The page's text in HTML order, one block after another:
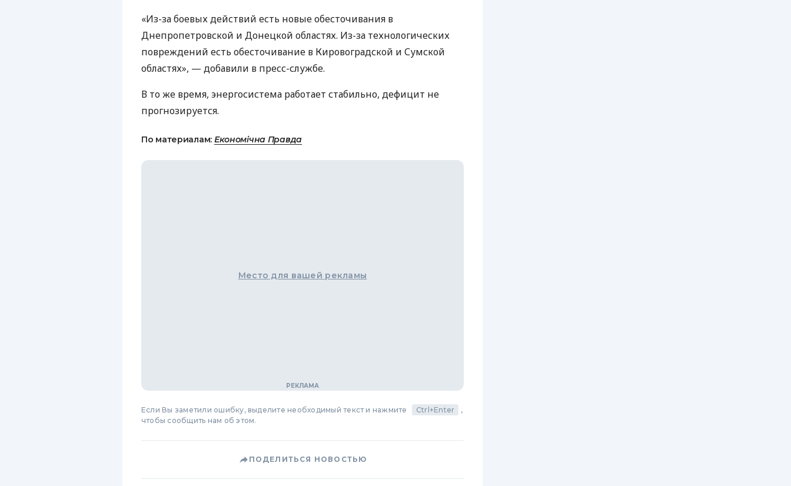
«Из-за боевых действий есть новые обесточивания в
Днепропетровской и Донецкой областях. Из-за технологических
повреждений есть обесточивание в Кировоградской и Сумской
областях», — добавили в пресс-службе.
В то же время, энергосистема работает стабильно, дефицит не
прогнозируется.
По материалам: Економічна Правда
Место для вашей рекламы
Если Вы заметили ошибку, выделите необходимый текст и нажмите Ctrl+Enter
,
чтобы сообщить нам об этом.
ПОДЕЛИТЬСЯ НОВОСТЬЮ